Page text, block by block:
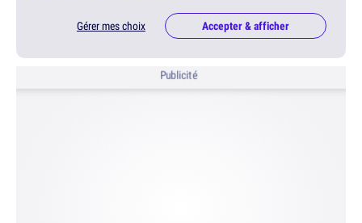
Gérer mes choix Accepter & afficher
Publicité